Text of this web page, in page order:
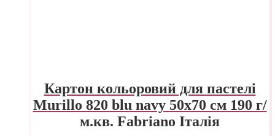
Картон кольоровий для пастелі
Murillo 820 blu navy 50х70 см 190 г/
м.кв. Fabriano Італія